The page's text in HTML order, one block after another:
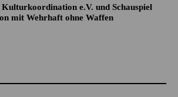
e.V. und Schauspiel
mit Wehrhaft ohne Waffen